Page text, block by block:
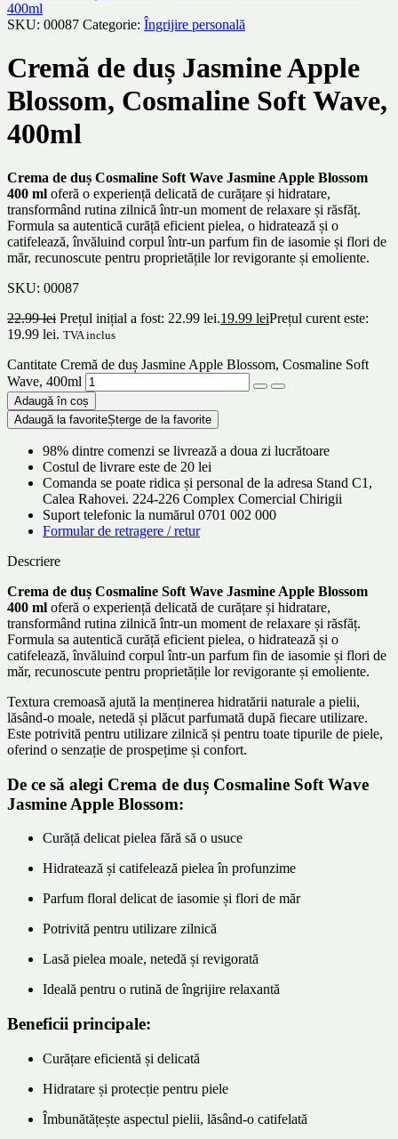
SKU: 00087 Categorie: Îngrijire personală
Cremă de duș Jasmine Apple
Blossom, Cosmaline Soft Wave,
400ml
Crema de duș Cosmaline Soft Wave Jasmine Apple Blossom
400 ml oferă o experiență delicată de curățare și hidratare,
transformând rutina zilnică într-un moment de relaxare și răsfăț.
Formula sa autentică curăță eficient pielea, o hidratează și o
catifelează, învăluind corpul într-un parfum fin de iasomie și flori de
măr, recunoscute pentru proprietățile lor revigorante și emoliente.
SKU: 00087
22.99lei Prețul inițial a fost: 22.99 lei.19.99 leiPrețul curent este:
19.99 lei. TVA inclus
Cantitate Cremă de duș Jasmine Apple Blossom, Cosmaline Soft
Wave, 400ml
Adaugă în coș
Adaugă la favoriteȘterge de la favorite
98% dintre comenzi se livrează a doua zi lucrătoare
Costul de livrare este de 20 lei
Comanda se poate ridica și personal de la adresa Stand C1,
Calea Rahovei. 224-226 Complex Comercial Chirigii
Suport telefonic la numărul 0701 002 000
Formular de retragere / retur
Descriere
Crema de duș Cosmaline Soft Wave Jasmine Apple Blossom
400 ml oferă o experiență delicată de curățare și hidratare,
transformând rutina zilnică într-un moment de relaxare și răsfăț.
Formula sa autentică curăță eficient pielea, o hidratează și o
catifelează, învăluind corpul într-un parfum fin de iasomie și flori de
măr, recunoscute pentru proprietățile lor revigorante și emoliente.
Textura cremoasă ajută la menținerea hidratării naturale a pielii,
lăsând-o moale, netedă și plăcut parfumată după fiecare utilizare.
Este potrivită pentru utilizare zilnică și pentru toate tipurile de piele,
oferind o senzație de prospețime și confort.
De ce să alegi Crema de duș Cosmaline Soft Wave
Jasmine Apple Blossom:
Curăță delicat pielea fără să o usuce
Hidratează și catifelează pielea în profunzime
Parfum floral delicat de iasomie și flori de măr
Potrivită pentru utilizare zilnică
Lasă pielea moale, netedă și revigorată
Ideală pentru o rutină de îngrijire relaxantă
Beneficii principale:
Curățare eficientă și delicată
Hidratare și protecție pentru piele
Îmbunătățește aspectul pielii, lăsând-o catifelată